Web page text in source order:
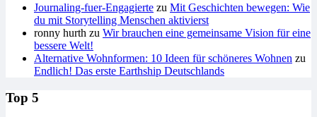
Journaling-fuer-Engagierte zu Mit Geschichten bewegen: Wie
du mit Storytelling Menschen aktivierst
ronny hurth zu Wir brauchen eine gemeinsame Vision für eine
bessere Welt!
Alternative Wohnformen: 10 Ideen für schöneres Wohnen zu
Endlich! Das erste Earthship Deutschlands
Top 5